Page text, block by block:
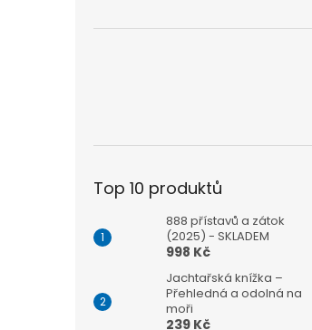
Top 10 produktů
888 přístavů a zátok
(2025) - SKLADEM
998 Kč
Jachtařská knížka –
Přehledná a odolná na
moři
239 Kč